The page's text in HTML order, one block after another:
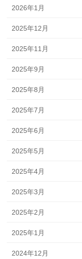
2026年1月
2025年12月
2025年11月
2025年9月
2025年8月
2025年7月
2025年6月
2025年5月
2025年4月
2025年3月
2025年2月
2025年1月
2024年12月